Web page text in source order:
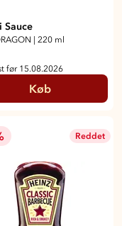
Sauce
| 220 ml
før 15.08.2026
Køb
Reddet